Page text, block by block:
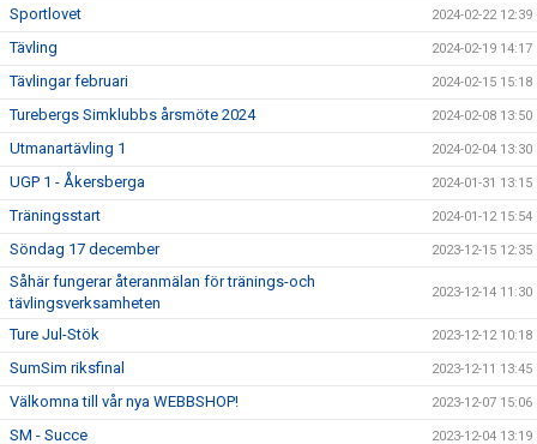
Sportlovet 2024-02-22 12:39
Tävling 2024-02-19 14:17
Tävlingar februari 2024-02-15 15:18
Turebergs Simklubbs årsmöte 2024 2024-02-08 13:50
Utmanartävling 1 2024-02-04 13:30
UGP 1 - Åkersberga 2024-01-31 13:15
Träningsstart 2024-01-12 15:54
Söndag 17 december 2023-12-15 12:35
Såhär fungerar återanmälan för tränings-och
tävlingsverksamheten
2023-12-14 11:30
Ture Jul-Stök 2023-12-12 10:18
SumSim riksfinal 2023-12-11 13:45
Välkomna till vår nya WEBBSHOP! 2023-12-07 15:06
SM - Succe 2023-12-04 13:19